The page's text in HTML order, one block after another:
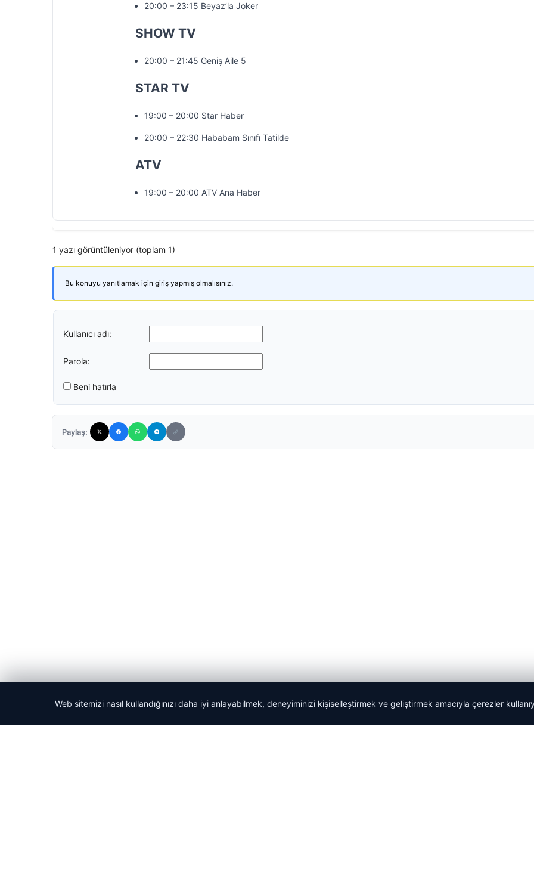
20:00 – 23:15 Beyaz’la Joker
SHOW TV
20:00 – 21:45 Geniş Aile 5
STAR TV
19:00 – 20:00 Star Haber
20:00 – 22:30 Hababam Sınıfı Tatilde
ATV
19:00 – 20:00 ATV Ana Haber
1 yazı görüntüleniyor (toplam 1)
Bu konuyu yanıtlamak için giriş yapmış olmalısınız.
Kullanıcı adı:
Parola:
Beni hatırla
Paylaş:
Web sitemizi nasıl kullandığınızı daha iyi anlayabilmek, deneyiminizi kişiselleştirmek ve geliştirmek amacıyla çerezler